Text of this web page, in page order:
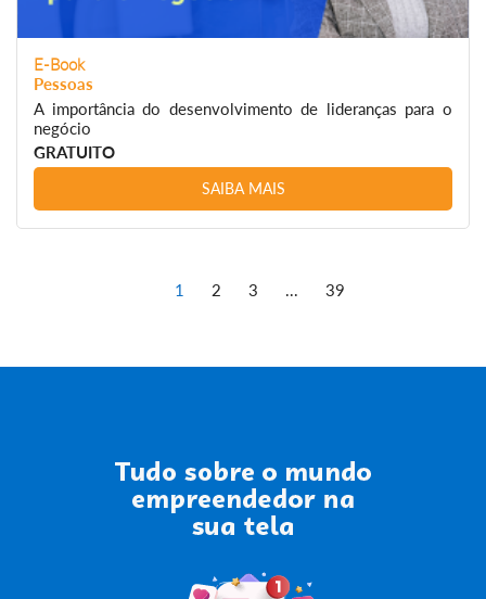
E-Book
Pessoas
A importância do desenvolvimento de lideranças para o
negócio
GRATUITO
SAIBA MAIS
1 2 3 ... 39